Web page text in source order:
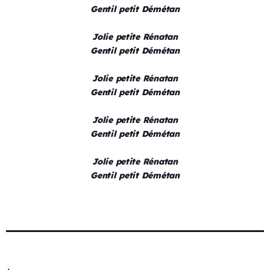
Gentil petit Démétan
Jolie petite Rénatan
Gentil petit Démétan
Jolie petite Rénatan
Gentil petit Démétan
Jolie petite Rénatan
Gentil petit Démétan
Jolie petite Rénatan
Gentil petit Démétan